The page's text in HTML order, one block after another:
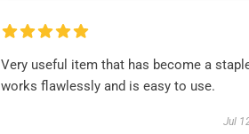
Very useful item that has become a
works flawlessly and is easy to use.
Jul